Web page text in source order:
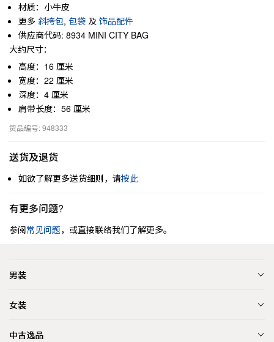
材质：小牛皮
更多 斜挎包, 包袋 及 饰品配件
供应商代码: 8934 MINI CITY BAG
大约尺寸：
高度：16 厘米
宽度：22 厘米
深度：4 厘米
肩带长度：56 厘米
货品编号: 948333
送货及退货
如欲了解更多送货细则，请按此
有更多问题?
参阅常见问题，或直接联络我们了解更多。
男装
女装
中古逸品